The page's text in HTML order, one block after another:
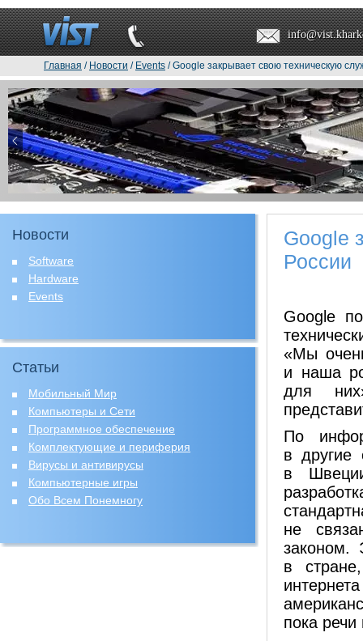
Главная / Новости / Events / Google закрывает свою техническую
Новости
Software
Hardware
Events
Статьи
Мобильный Мир
Компьютеры и Сети
Программное обеспечение
Комплектующие и периферия
Вирусы и антивирусы
Компьютерные игры
Обо Всем Понемногу
Google
России
Google
«Мы
и наша
для
По
в другие
в
не
законом.
в
пока речи